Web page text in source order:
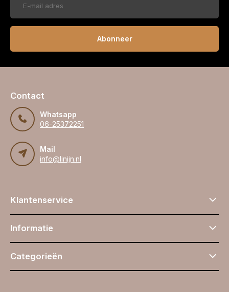
Abonneer
Contact
Whatsapp
06-25372251
Mail
info@linijn.nl
Klantenservice
Informatie
Categorieën